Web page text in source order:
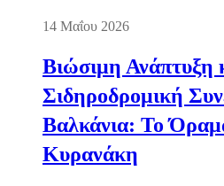
14 Μαΐου 2026
Βιώσιμη Ανάπτυξη
Σιδηροδρομική
Βαλκάνια: Το
Κυρανάκη